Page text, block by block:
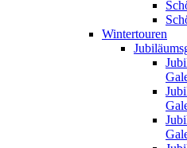
Wintertouren